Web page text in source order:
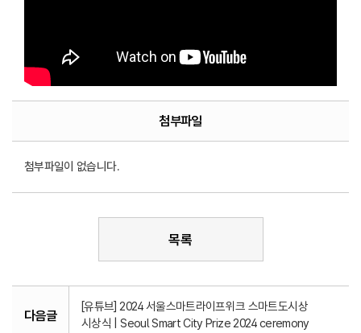
첨부파일
첨부파일이 없습니다.
목록
다음글
[유튜브] 2024 서울스마트라이프위크 스마트도시상
시상식 | Seoul Smart City Prize 2024 ceremony